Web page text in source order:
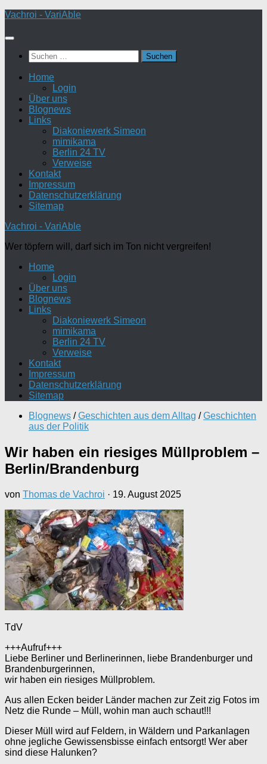
Zum
springen
Vachroi - VariAble
Suchen
nach:
Home
Login
Über uns
Blognews
Links
Diakoniewerk Simeon
mimikama
Berlin 24 TV
Verweise
Kontakt
Impressum
Datenschutzerklärung
Sitemap
Vachroi - VariAble
Wer töpfern will, darf sich im Ton nicht vergreifen!
Home
Login
Über uns
Blognews
Links
Diakoniewerk Simeon
mimikama
Berlin 24 TV
Verweise
Kontakt
Impressum
Datenschutzerklärung
Sitemap
Blognews / Geschichten aus dem Alltag / Geschichten
aus der Politik
Wir haben ein riesiges Müllproblem –
Berlin/Brandenburg
von Thomas de Vachroi · 19. August 2025
TdV
+++Aufruf+++
Liebe Berliner und Berlinerinnen, liebe Brandenburger und
Brandenburgerinnen,
wir haben ein riesiges Müllproblem.
Aus allen Ecken beider Länder machen zur Zeit zig Fotos im
Netz die Runde – Müll, wohin man auch schaut!!!
Dieser Müll wird auf Feldern, in Wäldern und Parkanlagen
ohne jegliche Gewissensbisse einfach entsorgt! Wer aber
sind diese Halunken?